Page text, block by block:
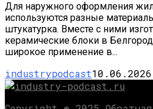
Для наружного оформления
используются разные
штукатурка. Вместе с ними
керамические блоки в
широкое применение в...
industrypodcast10.06.2026